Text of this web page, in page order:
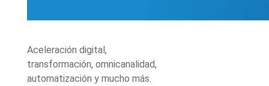
Aceleración digital,
transformación, omnicanalidad,
automatización y mucho más.